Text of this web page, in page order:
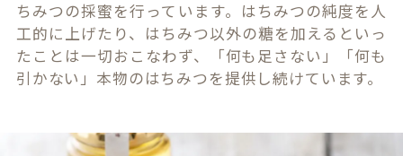
ちみつの採蜜を行っています。はちみつの純度を人
工的に上げたり、はちみつ以外の糖を加えるといっ
たことは一切おこなわず、「何も足さない」「何も
引かない」本物のはちみつを提供し続けています。